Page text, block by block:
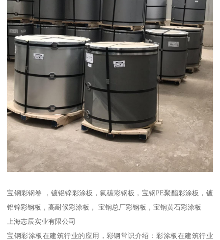
宝钢彩钢卷 ，镀铝锌彩涂板，氟碳彩钢板，宝钢PE聚酯彩涂板，镀
铝锌彩钢板，高耐候彩涂板， 宝钢总厂彩钢板，宝钢黄石彩涂板
上海志辰实业有限公司
宝钢彩涂板在建筑行业的应用，彩钢常识介绍：彩涂板在建筑行业